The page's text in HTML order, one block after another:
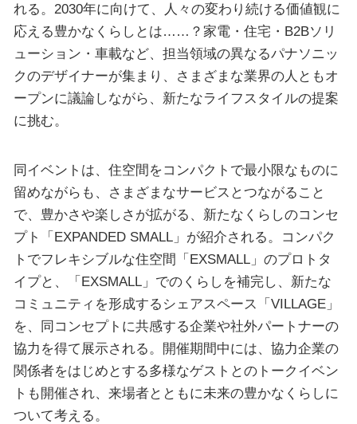
れる。2030年に向けて、人々の変わり続ける価値観に
応える豊かなくらしとは……？家電・住宅・B2Bソリ
ューション・車載など、担当領域の異なるパナソニッ
クのデザイナーが集まり、さまざまな業界の人ともオ
ープンに議論しながら、新たなライフスタイルの提案
に挑む。
同イベントは、住空間をコンパクトで最小限なものに
留めながらも、さまざまなサービスとつながること
で、豊かさや楽しさが拡がる、新たなくらしのコンセ
プト「EXPANDED SMALL」が紹介される。コンパク
トでフレキシブルな住空間「EXSMALL」のプロトタ
イプと、「EXSMALL」でのくらしを補完し、新たな
コミュニティを形成するシェアスペース「VILLAGE」
を、同コンセプトに共感する企業や社外パートナーの
協力を得て展示される。開催期間中には、協力企業の
関係者をはじめとする多様なゲストとのトークイベン
トも開催され、来場者とともに未来の豊かなくらしに
ついて考える。